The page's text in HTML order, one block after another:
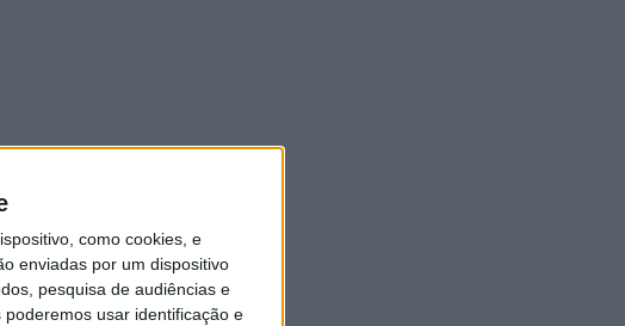
como cookies, e
enviadas por um dispositivo
pesquisa de audiências e
usar identificação e